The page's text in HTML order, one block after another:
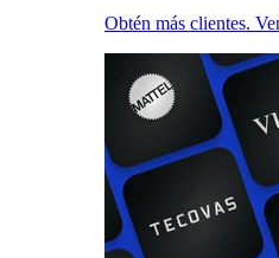
Obtén más clientes.